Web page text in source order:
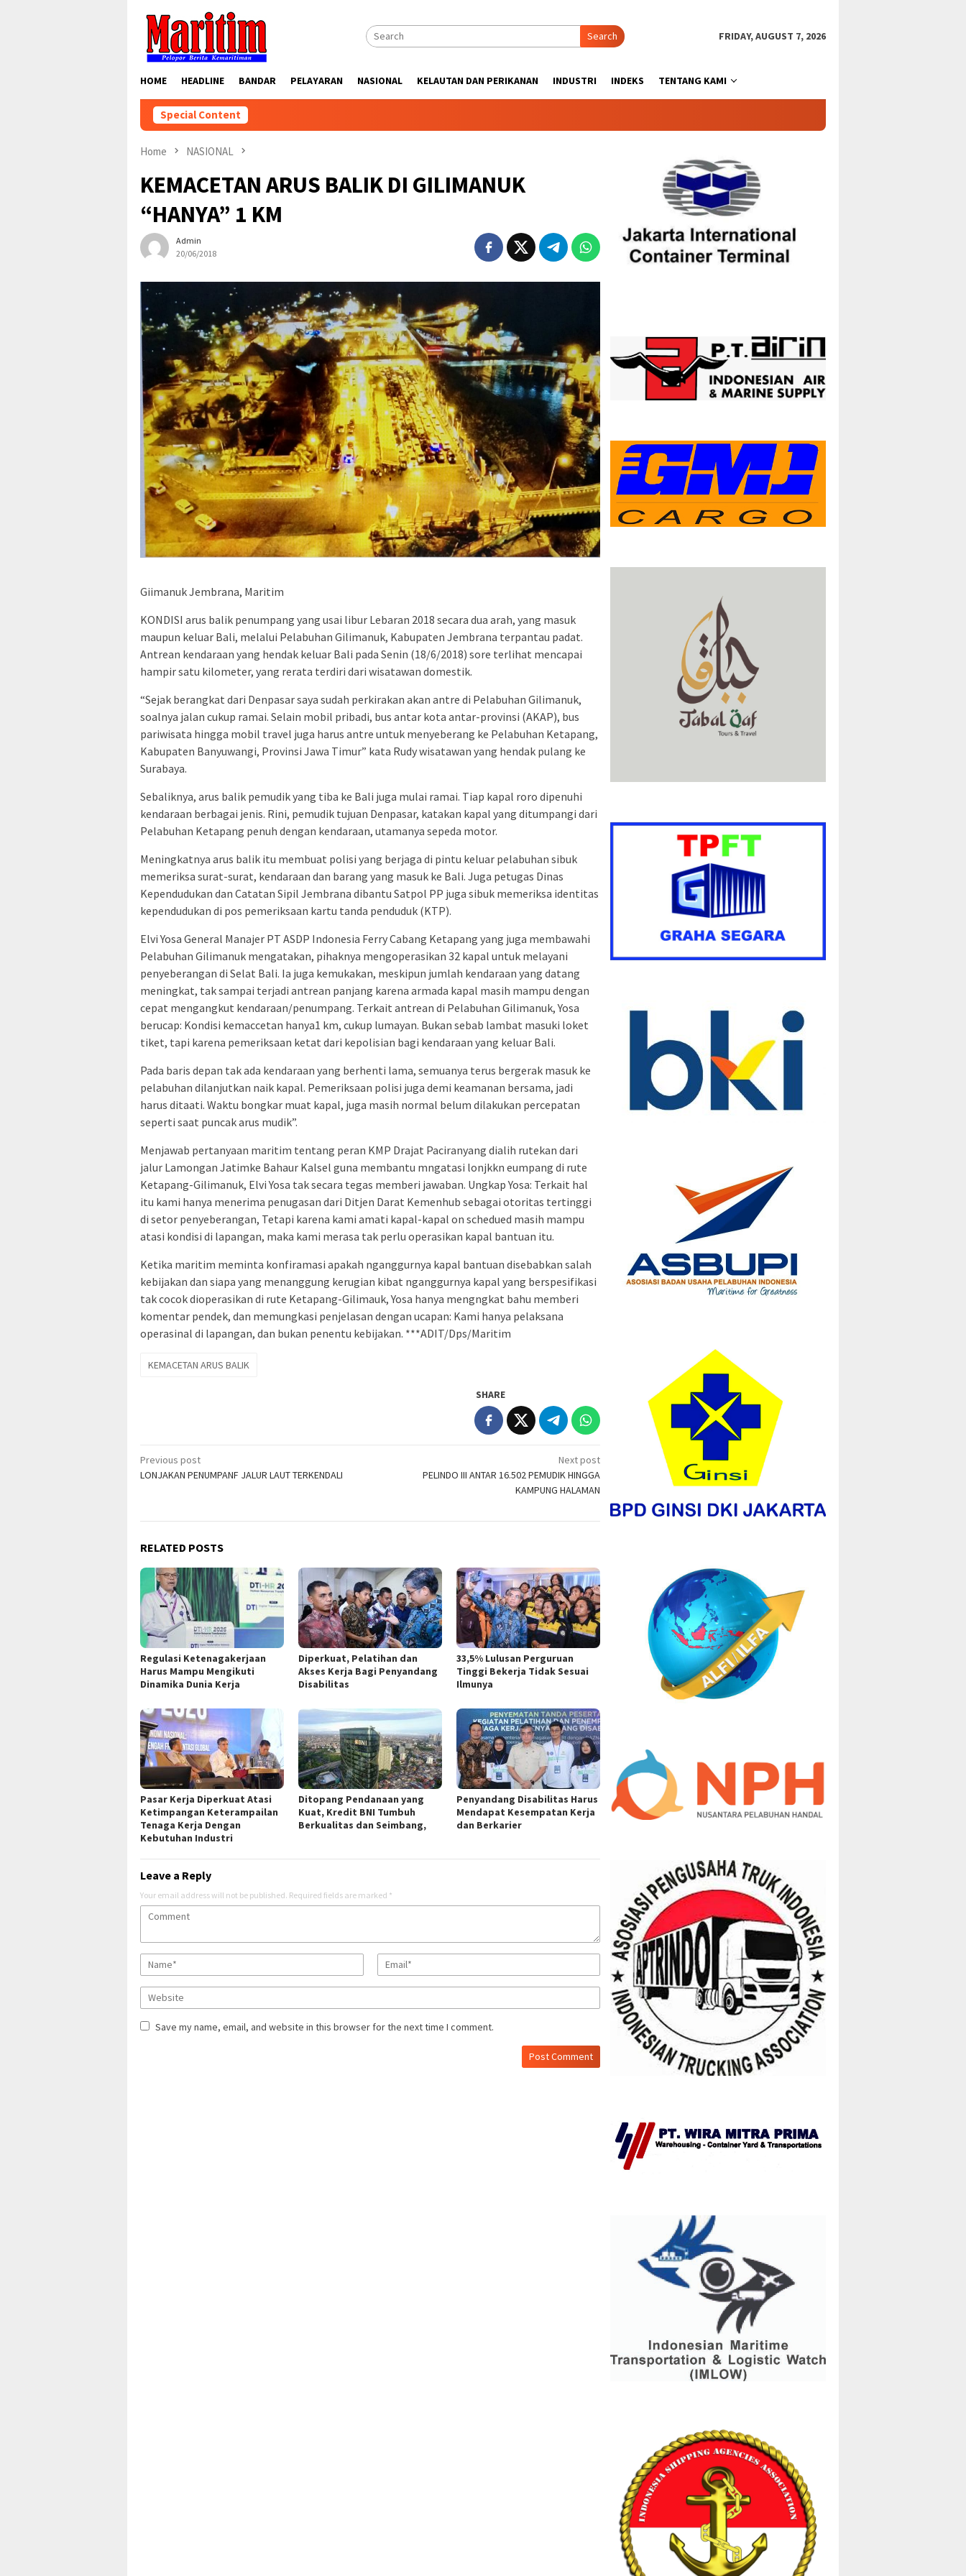
content
Search FRIDAY, AUGUST 7, 2026
HOME HEADLINE BANDAR PELAYARAN NASIONAL KELAUTAN DAN PERIKANAN INDUSTRI INDEKS TENTANG KAMI
Special Content
Home NASIONAL
KEMACETAN ARUS BALIK DI GILIMANUK
“HANYA” 1 KM
Admin
20/06/2018
Giimanuk Jembrana, Maritim
KONDISI arus balik penumpang yang usai libur Lebaran 2018 secara dua arah, yang masuk
maupun keluar Bali, melalui Pelabuhan Gilimanuk, Kabupaten Jembrana terpantau padat.
Antrean kendaraan yang hendak keluar Bali pada Senin (18/6/2018) sore terlihat mencapai
hampir satu kilometer, yang rerata terdiri dari wisatawan domestik.
“Sejak berangkat dari Denpasar saya sudah perkirakan akan antre di Pelabuhan Gilimanuk,
soalnya jalan cukup ramai. Selain mobil pribadi, bus antar kota antar-provinsi (AKAP), bus
pariwisata hingga mobil travel juga harus antre untuk menyeberang ke Pelabuhan Ketapang,
Kabupaten Banyuwangi, Provinsi Jawa Timur” kata Rudy wisatawan yang hendak pulang ke
Surabaya.
Sebaliknya, arus balik pemudik yang tiba ke Bali juga mulai ramai. Tiap kapal roro dipenuhi
kendaraan berbagai jenis. Rini, pemudik tujuan Denpasar, katakan kapal yang ditumpangi dari
Pelabuhan Ketapang penuh dengan kendaraan, utamanya sepeda motor.
Meningkatnya arus balik itu membuat polisi yang berjaga di pintu keluar pelabuhan sibuk
memeriksa surat-surat, kendaraan dan barang yang masuk ke Bali. Juga petugas Dinas
Kependudukan dan Catatan Sipil Jembrana dibantu Satpol PP juga sibuk memeriksa identitas
kependudukan di pos pemeriksaan kartu tanda penduduk (KTP).
Elvi Yosa General Manajer PT ASDP Indonesia Ferry Cabang Ketapang yang juga membawahi
Pelabuhan Gilimanuk mengatakan, pihaknya mengoperasikan 32 kapal untuk melayani
penyeberangan di Selat Bali. Ia juga kemukakan, meskipun jumlah kendaraan yang datang
meningkat, tak sampai terjadi antrean panjang karena armada kapal masih mampu dengan
cepat mengangkut kendaraan/penumpang. Terkait antrean di Pelabuhan Gilimanuk, Yosa
berucap: Kondisi kemaccetan hanya1 km, cukup lumayan. Bukan sebab lambat masuki loket
tiket, tapi karena pemeriksaan ketat dari kepolisian bagi kendaraan yang keluar Bali.
Pada baris depan tak ada kendaraan yang berhenti lama, semuanya terus bergerak masuk ke
pelabuhan dilanjutkan naik kapal. Pemeriksaan polisi juga demi keamanan bersama, jadi
harus ditaati. Waktu bongkar muat kapal, juga masih normal belum dilakukan percepatan
seperti saat puncak arus mudik”.
Menjawab pertanyaan maritim tentang peran KMP Drajat Paciranyang dialih rutekan dari
jalur Lamongan Jatimke Bahaur Kalsel guna membantu mngatasi lonjkkn eumpang di rute
Ketapang-Gilimanuk, Elvi Yosa tak secara tegas memberi jawaban. Ungkap Yosa: Terkait hal
itu kami hanya menerima penugasan dari Ditjen Darat Kemenhub sebagai otoritas tertinggi
di setor penyeberangan, Tetapi karena kami amati kapal-kapal on schedued masih mampu
atasi kondisi di lapangan, maka kami merasa tak perlu operasikan kapal bantuan itu.
Ketika maritim meminta konfiramasi apakah nganggurnya kapal bantuan disebabkan salah
kebijakan dan siapa yang menanggung kerugian kibat nganggurnya kapal yang berspesifikasi
tak cocok dioperasikan di rute Ketapang-Gilimauk, Yosa hanya mengngkat bahu memberi
komentar pendek, dan memungkasi penjelasan dengan ucapan: Kami hanya pelaksana
operasinal di lapangan, dan bukan penentu kebijakan. ***ADIT/Dps/Maritim
KEMACETAN ARUS BALIK
SHARE
Post
navigation
Previous post
LONJAKAN PENUMPANF JALUR LAUT TERKENDALI
Next post
PELINDO III ANTAR 16.502 PEMUDIK HINGGA
KAMPUNG HALAMAN
RELATED POSTS
Regulasi Ketenagakerjaan
Harus Mampu Mengikuti
Dinamika Dunia Kerja
Diperkuat, Pelatihan dan
Akses Kerja Bagi Penyandang
Disabilitas
33,5% Lulusan Perguruan
Tinggi Bekerja Tidak Sesuai
Ilmunya
Pasar Kerja Diperkuat Atasi
Ketimpangan Keterampailan
Tenaga Kerja Dengan
Kebutuhan Industri
Ditopang Pendanaan yang
Kuat, Kredit BNI Tumbuh
Berkualitas dan Seimbang,
Penyandang Disabilitas Harus
Mendapat Kesempatan Kerja
dan Berkarier
Leave a Reply
Your email address will not be published. Required fields are marked *
Save my name, email, and website in this browser for the next time I comment.